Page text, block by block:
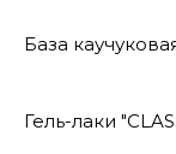
База
Гель-лаки